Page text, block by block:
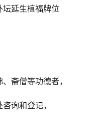
坛延生植福牌位
斋僧等功德者，
询和登记，